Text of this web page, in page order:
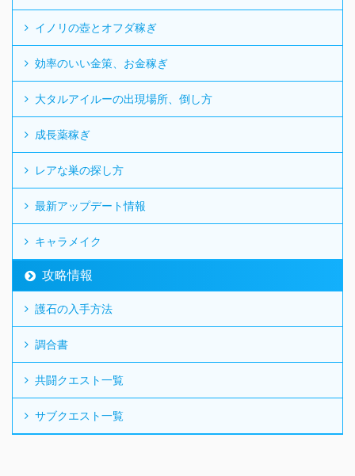
イノリの壺とオフダ稼ぎ
効率のいい金策、お金稼ぎ
大タルアイルーの出現場所、倒し方
成長薬稼ぎ
レアな巣の探し方
最新アップデート情報
キャラメイク
攻略情報
護石の入手方法
調合書
共闘クエスト一覧
サブクエスト一覧